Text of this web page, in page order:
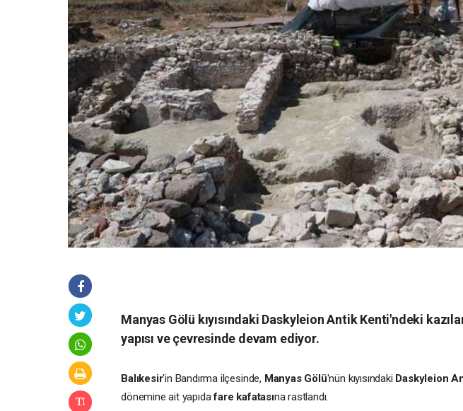
Manyas Gölü kıyısındaki Daskyleion Antik Kenti'ndeki
yapısı ve çevresinde devam ediyor.
Balıkesir'in Bandırma ilçesinde, Manyas Gölü'nün kıyısındaki Daskyleion
dönemine ait yapıdafare kafatasına rastlandı.